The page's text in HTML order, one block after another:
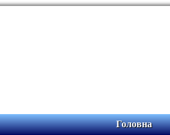
Головна